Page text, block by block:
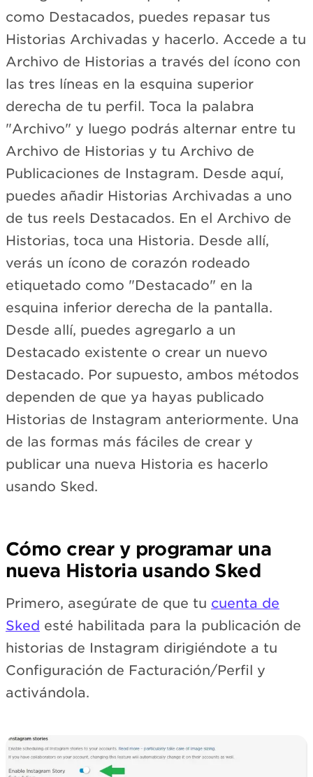
como Destacados, puedes repasar tus
Historias Archivadas y hacerlo. Accede a tu
Archivo de Historias a través del ícono con
las tres líneas en la esquina superior
derecha de tu perfil. Toca la palabra
"Archivo" y luego podrás alternar entre tu
Archivo de Historias y tu Archivo de
Publicaciones de Instagram. Desde aquí,
puedes añadir Historias Archivadas a uno
de tus reels Destacados. En el Archivo de
Historias, toca una Historia. Desde allí,
verás un ícono de corazón rodeado
etiquetado como "Destacado" en la
esquina inferior derecha de la pantalla.
Desde allí, puedes agregarlo a un
Destacado existente o crear un nuevo
Destacado. Por supuesto, ambos métodos
dependen de que ya hayas publicado
Historias de Instagram anteriormente. Una
de las formas más fáciles de crear y
publicar una nueva Historia es hacerlo
usando Sked.
Cómo crear y programar una
nueva Historia usando Sked
Primero, asegúrate de que tu cuenta de
Sked esté habilitada para la publicación de
historias de Instagram dirigiéndote a tu
Configuración de Facturación/Perfil y
activándola.